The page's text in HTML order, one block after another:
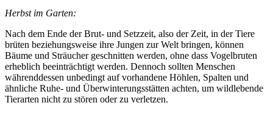
Herbst im Garten:
Nach dem Ende der Brut- und Setzzeit, also der Zeit, in der Tiere
brüten beziehungsweise ihre Jungen zur Welt bringen, können
Bäume und Sträucher geschnitten werden, ohne dass Vogelbruten
erheblich beeinträchtigt werden. Dennoch sollten Menschen
währenddessen unbedingt auf vorhandene Höhlen, Spalten und
ähnliche Ruhe- und Überwinterungsstätten achten, um wildlebende
Tierarten nicht zu stören oder zu verletzen.